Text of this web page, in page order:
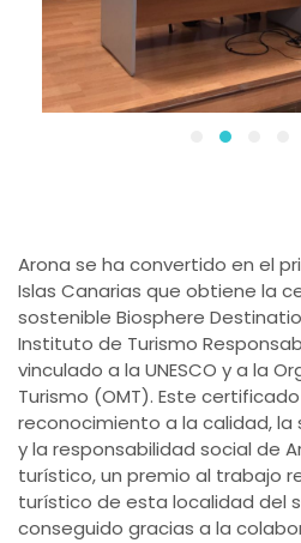
Arona se ha convertido en el
Islas Canarias que obtiene la
sostenible Biosphere
Instituto de Turismo
vinculado a la UNESCO y a la
Turismo (OMT). Este
reconocimiento a la calidad,
y la responsabilidad social de
turístico, un premio al trabajo
turístico de esta localidad del
conseguido gracias a la